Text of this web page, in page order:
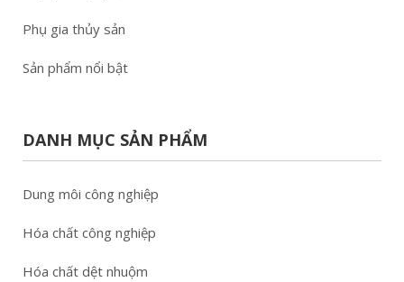
Phụ gia thủy sản
Sản phẩm nổi bật
DANH MỤC SẢN PHẨM
Dung môi công nghiệp
Hóa chất công nghiệp
Hóa chất dệt nhuộm